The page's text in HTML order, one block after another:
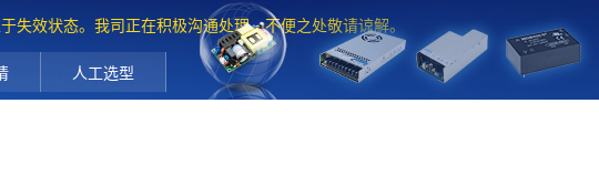
效状态。我司正在积极沟通处理，不便之处敬请谅解。
人工选型